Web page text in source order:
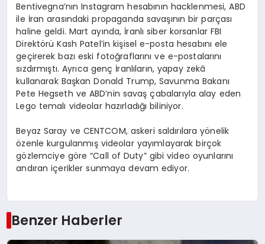
Bentivegna’nın Instagram hesabının hacklenmesi, ABD
ile İran arasındaki propaganda savaşının bir parçası
haline geldi. Mart ayında, İranlı siber korsanlar FBI
Direktörü Kash Patel’in kişisel e-posta hesabını ele
geçirerek bazı eski fotoğraflarını ve e-postalarını
sızdırmıştı. Ayrıca genç İranlıların, yapay zekâ
kullanarak Başkan Donald Trump, Savunma Bakanı
Pete Hegseth ve ABD’nin savaş çabalarıyla alay eden
Lego temalı videolar hazırladığı biliniyor.
Beyaz Saray ve CENTCOM, askeri saldırılara yönelik
özenle kurgulanmış videolar yayımlayarak birçok
gözlemciye göre “Call of Duty” gibi video oyunlarını
andıran içerikler sunmaya devam ediyor.
Benzer Haberler